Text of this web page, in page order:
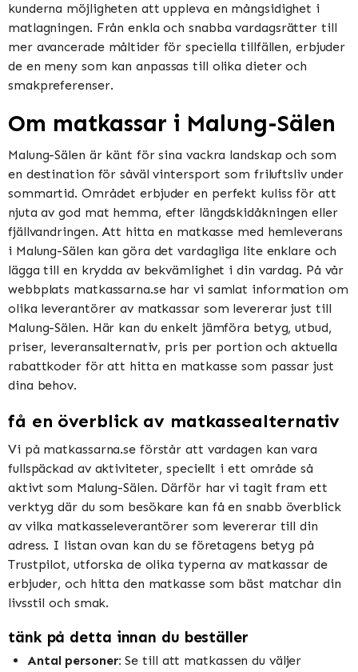
kunderna möjligheten att uppleva en mångsidighet i
matlagningen. Från enkla och snabba vardagsrätter till
mer avancerade måltider för speciella tillfällen, erbjuder
de en meny som kan anpassas till olika dieter och
smakpreferenser.
Om matkassar i Malung-Sälen
Malung-Sälen är känt för sina vackra landskap och som
en destination för såväl vintersport som friluftsliv under
sommartid. Området erbjuder en perfekt kuliss för att
njuta av god mat hemma, efter längdskidåkningen eller
fjällvandringen. Att hitta en matkasse med hemleverans
i Malung-Sälen kan göra det vardagliga lite enklare och
lägga till en krydda av bekvämlighet i din vardag. På vår
webbplats matkassarna.se har vi samlat information om
olika leverantörer av matkassar som levererar just till
Malung-Sälen. Här kan du enkelt jämföra betyg, utbud,
priser, leveransalternativ, pris per portion och aktuella
rabattkoder för att hitta en matkasse som passar just
dina behov.
få en överblick av matkassealternativ
Vi på matkassarna.se förstår att vardagen kan vara
fullspäckad av aktiviteter, speciellt i ett område så
aktivt som Malung-Sälen. Därför har vi tagit fram ett
verktyg där du som besökare kan få en snabb överblick
av vilka matkasseleverantörer som levererar till din
adress. I listan ovan kan du se företagens betyg på
Trustpilot, utforska de olika typerna av matkassar de
erbjuder, och hitta den matkasse som bäst matchar din
livsstil och smak.
tänk på detta innan du beställer
Antal personer: Se till att matkassen du väljer